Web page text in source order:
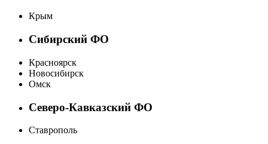
Крым
Сибирский ФО
Красноярск
Новосибирск
Омск
Северо-Кавказский ФО
Ставрополь